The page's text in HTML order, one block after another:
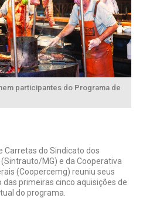
participantes do Programa de
Carretas do Sindicato dos
MG) e da Cooperativa
(Coopercemg) reuniu seus
primeiras cinco aquisições de
do programa.